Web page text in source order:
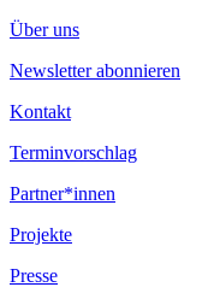
Über uns
Newsletter abonnieren
Kontakt
Terminvorschlag
Partner*innen
Projekte
Presse